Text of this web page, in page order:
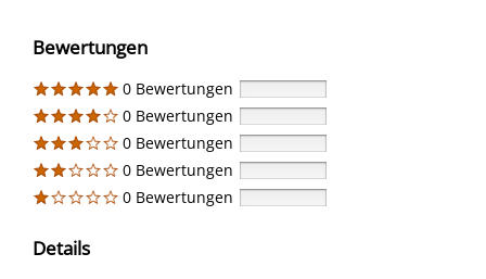
Bewertungen
0 Bewertungen
0 Bewertungen
0 Bewertungen
0 Bewertungen
0 Bewertungen
Details